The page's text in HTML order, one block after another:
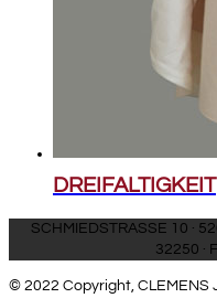
DREIFALTIGKEIT
SCHMIEDSTRASSE 10 ·
32250 ·
© 2022 Copyright, CLEMENS